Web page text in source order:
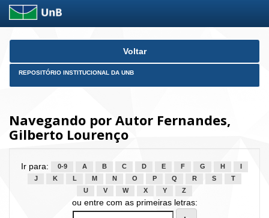
Skip
Voltar
REPOSITÓRIO INSTITUCIONAL DA UNB
Navegando por Autor Fernandes,
Gilberto Lourenço
Ir para: 0-9 A B C D E F G H
J
K L M N O P Q R S
T
U
V W X Y Z
ou entre com as primeiras letras: